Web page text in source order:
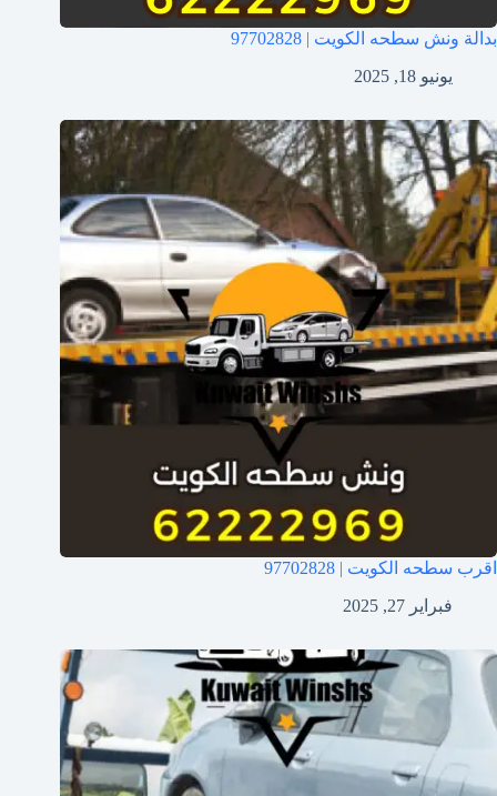
بدالة ونش سطحه الكويت | 97702828
يونيو 18, 2025
اقرب سطحه الكويت | 97702828
فبراير 27, 2025